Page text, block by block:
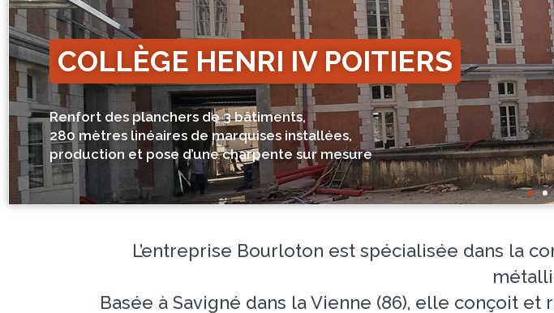
CAMPUS SCIPION PARIS
Fabrique et pose d'une structure acier
de plus de 110 tonnes, destinée à soutenir
le parvis de la cour centrale.
L’entreprise Bourloton est spécialisée dans la
Basée à Savigné dans la Vienne (86), elle conçoit